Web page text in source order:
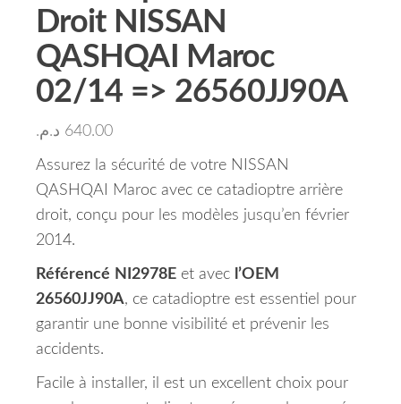
Droit NISSAN
QASHQAI Maroc
02/14 => 26560JJ90A
640.00 د.م.
Assurez la sécurité de votre NISSAN
QASHQAI Maroc avec ce catadioptre arrière
droit, conçu pour les modèles jusqu’en février
2014.
Référencé NI2978E et avec l’OEM
26560JJ90A, ce catadioptre est essentiel pour
garantir une bonne visibilité et prévenir les
accidents.
Facile à installer, il est un excellent choix pour